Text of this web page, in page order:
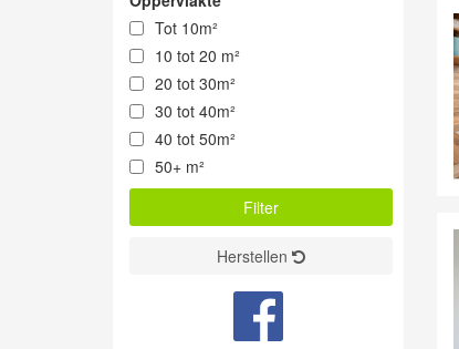
Tot 10m²
10 tot 20 m²
20 tot 30m²
30 tot 40m²
40 tot 50m²
50+ m²
Herstellen